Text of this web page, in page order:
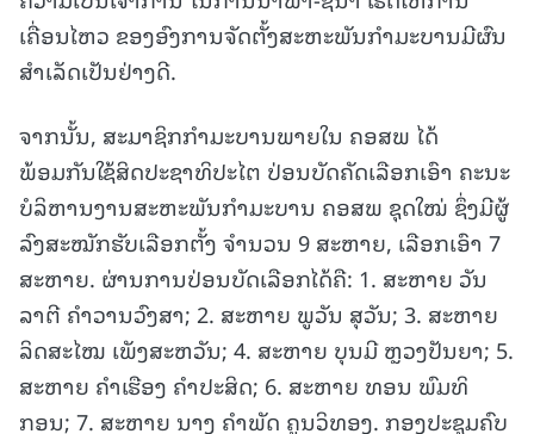
ເຄື່ອນໄຫວ ຂອງອົງການຈັດຕັ້ງສະຫະພັນກຳມະບານມີຜົນ
ສໍາເລັດເປັນຢ່າງດີ.
ຈາກນັ້ນ, ສະມາຊິກກຳມະບານພາຍໃນ ຄອສພ ໄດ້
ພ້ອມກັນໃຊ້ສິດປະຊາທິປະໄຕ ປ່ອນບັດຄັດເລືອກເອົາ ຄະນະ
ບໍລິຫານງານສະຫະພັນກຳມະບານ ຄອສພ ຊຸດໃໝ່ ຊຶ່ງມີຜູ້
ລົງສະໝັກຮັບເລືອກຕັ້ງ ຈຳນວນ 9 ສະຫາຍ, ເລືອກເອົາ 7
ສະຫາຍ. ຜ່ານການປ່ອນບັດເລືອກໄດ້ຄື: 1. ສະຫາຍ ວັນ
ລາຕີ ຄໍາວານວົງສາ; 2. ສະຫາຍ ພູວັນ ສຸວັນ; 3. ສະຫາຍ
ລິດສະໄໝ ເພັງສະຫວັນ; 4. ສະຫາຍ ບຸນມີ ຫຼວງປັນຍາ; 5.
ສະຫາຍ ຄໍາເຮືອງ ຄໍາປະສິດ; 6. ສະຫາຍ ທອນ ພົມທິ
ກອນ; 7. ສະຫາຍ ນາງ ຄໍາພັດ ຄູນວິທອງ. ກອງປະຊຸມຄົບ